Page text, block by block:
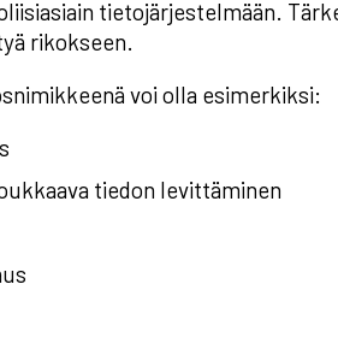
tietojärjestelmään.
rikokseen.
voi olla esimerkiksi:
tiedon levittäminen